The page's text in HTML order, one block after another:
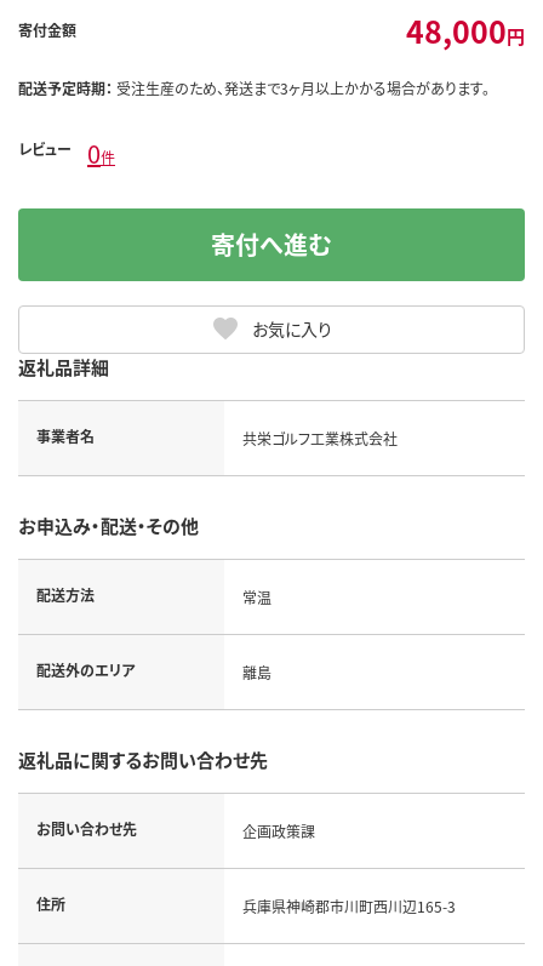
寄付金額 48,000円
配送予定時期： 受注生産のため、発送まで3ヶ月以上かかる場合があります。
レビュー 0件
お気に入り
寄付へ進む
返礼品詳細
事業者名 共栄ゴルフ工業株式会社
お申込み・配送・その他
配送方法 常温
配送外のエリア 離島
返礼品に関するお問い合わせ先
お問い合わせ先 企画政策課
住所 兵庫県神崎郡市川町西川辺165-3